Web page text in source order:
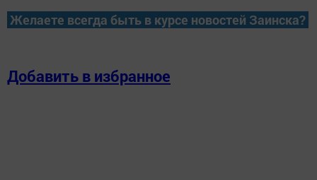
Желаете всегда быть в курсе новостей Заинска?
Добавить в избранное